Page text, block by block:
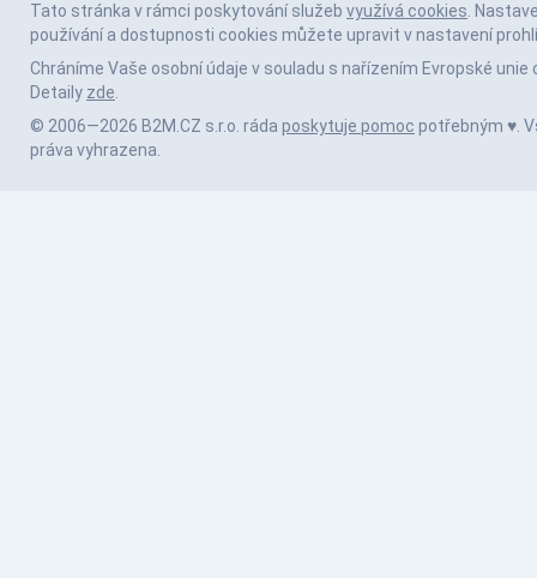
Tato stránka v rámci poskytování služeb využívá cookies.
používání a dostupnosti cookies můžete upravit v nastavení
Chráníme Vaše osobní údaje v souladu s nařízením Evropské unie
Detaily zde.
© 2006—2026 B2M.CZ s.r.o. ráda poskytuje pomoc potřebným ♥️.
práva vyhrazena.